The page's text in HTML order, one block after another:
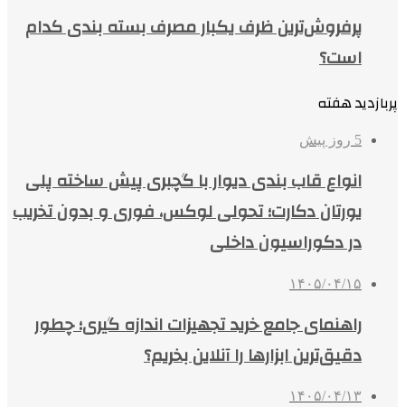
پرفروش‌ترین ظرف یکبار مصرف بسته بندی کدام
است؟
پربازدید هفته
5 روز پیش
انواع قاب بندی دیوار با گچبری پیش ساخته پلی
یورتان دکارت؛ تحولی لوکس، فوری و بدون تخریب
در دکوراسیون داخلی
۱۴۰۵/۰۴/۱۵
راهنمای جامع خرید تجهیزات اندازه گیری؛ چطور
دقیق‌ترین ابزارها را آنلاین بخریم؟
۱۴۰۵/۰۴/۱۳